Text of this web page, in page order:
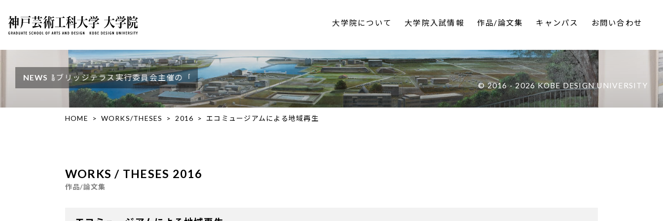
大学院について 大学院入試情報 作品/論文集 キャンパス お問い合わせ
NEWS
ッジテラス実行委員会主催の「本町橋橋詰広場デザインコンペ」において、優秀賞（２位）を受賞しました。 作品の詳細は以下のリンクからご覧いただけます。 […]
© 2016 - 2026 KOBE DESIGN UNIVERSITY
HOME WORKS/THESES 2016 エコミュージアムによる地域再生
WORKS / THESES 2016
作品/論文集